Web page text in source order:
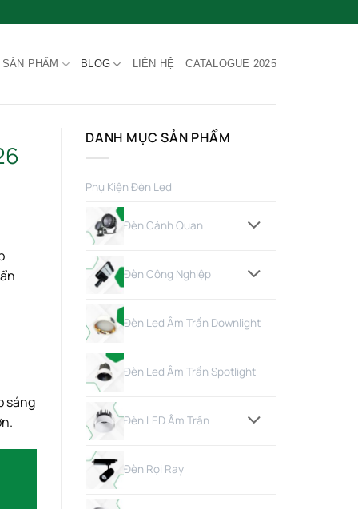
SẢN PHẨM BLOG LIÊN HỆ CATALOGUE 2025
sáng
DANH MỤC SẢN PHẨM
Phụ Kiện Đèn Led
Đèn Cảnh Quan
Đèn Công Nghiệp
Đèn Led Âm Trần Downlight
Đèn Led Âm Trần Spotlight
Đèn LED Âm Trần
Đèn Rọi Ray